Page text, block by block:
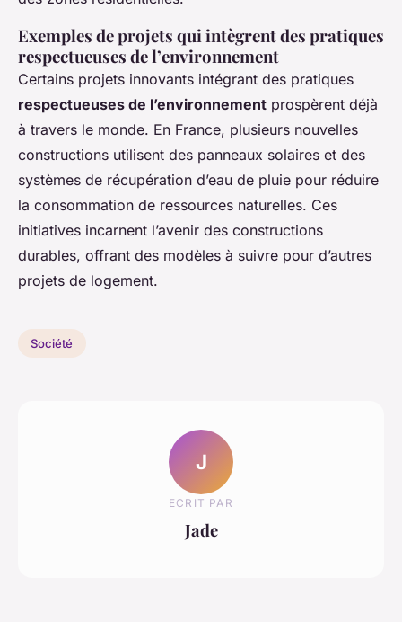
Exemples de projets qui intègrent des pratiques
respectueuses de l’environnement
Certains projets innovants intégrant des pratiques
respectueuses de l’environnement prospèrent déjà
à travers le monde. En France, plusieurs nouvelles
constructions utilisent des panneaux solaires et des
systèmes de récupération d’eau de pluie pour réduire
la consommation de ressources naturelles. Ces
initiatives incarnent l’avenir des constructions
durables, offrant des modèles à suivre pour d’autres
projets de logement.
Société
J
ECRIT PAR
Jade